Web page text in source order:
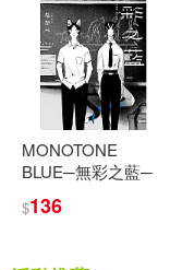
MONOTONE
BLUE─無彩之藍─
$136